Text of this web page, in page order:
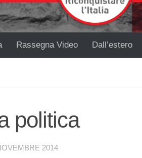
Rassegna Video Dall’estero
politica
2014